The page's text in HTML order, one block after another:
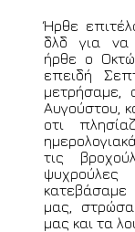
Ήρθε
δλδ για να
ήρθε ο
επειδή
μετρήσαμε,
Αυγούστου,
οτι
τις
μας,
μας και τα